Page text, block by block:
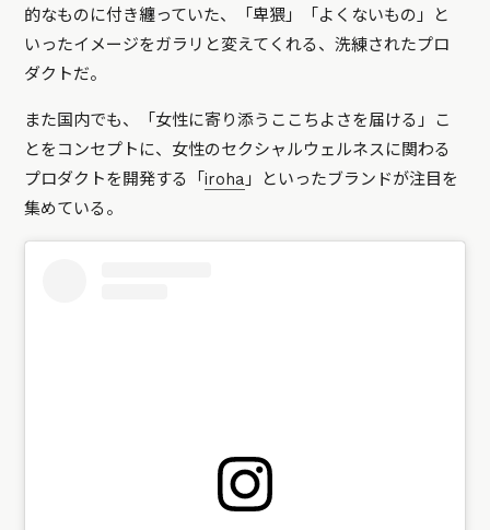
的なものに付き纏っていた、「卑猥」「よくないもの」と
いったイメージをガラリと変えてくれる、洗練されたプロ
ダクトだ。
また国内でも、「女性に寄り添うここちよさを届ける」こ
とをコンセプトに、女性のセクシャルウェルネスに関わる
プロダクトを開発する「iroha 」といったブランドが注目を
集めている。